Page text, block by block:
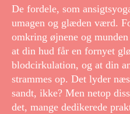
De fordele, som
umagen og glæden værd.
omkring øjnene og
at din hud får en fornyet
blodcirkulation, og at din
strammes op. Det lyder
sandt, ikke? Men netop
det, mange dedikerede